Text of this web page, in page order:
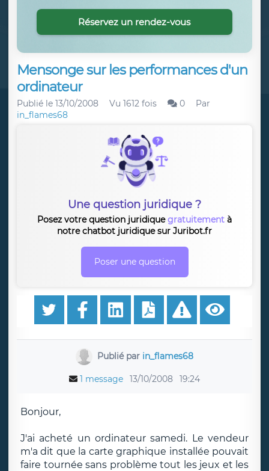
Mensonge sur les performances d'un
ordinateur
Publié le 13/10/2008 Vu 1612 fois 0
Par
in_flames68
Une question juridique ?
Posez votre question juridiquegratuitement à
notre chatbot juridique sur Juribot.fr
Poser une question
Publié par in_flames68
1 message 13/10/2008 19:24
Bonjour,
J'ai acheté un ordinateur samedi. Le vendeur
m'a dit que la carte graphique installée pouvait
faire tournée sans problème tout les jeux et les
Réservez un rendez-vous